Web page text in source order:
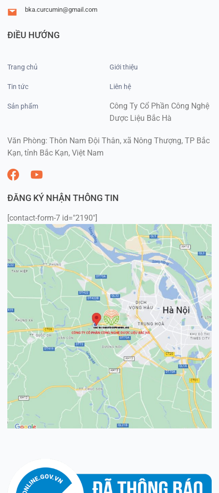
bka.curcumin@gmail.com
ĐIỀU HƯỚNG
Trang chủ Giới thiệu
Tin tức Liên hệ
Sản phẩm
Công Ty Cổ Phần Công Nghệ
Dược Liệu Bắc Hà
Văn Phòng: Thôn Nam Đội Thân, xã Nông Thượng, TP Bắc
Kạn, tỉnh Bắc Kạn, Việt Nam
ĐĂNG KÝ NHẬN THÔNG TIN
[contact-form-7 id="2190"]